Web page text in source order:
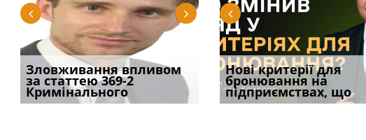
Якщо суд встановив для
відшкодування шкоди
наявніс
Документи, на яких не
проставляється
апостиль: пер
Зловживання впливом
за статтею 369-2
Кримінального
Переоформлення
відстрочки за іншою
підставою: нов
Кого з юристів замінить
ШІ, а хто зароблятиме
міль
Нові критерії для
бронювання на
підприємствах, що
Восьмий ААС
підтвердив, що
може скас